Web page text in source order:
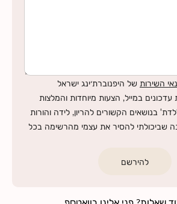
השירות של היפנוברת׳ינג ישראל
במייל, הצעות מיוחדות והמלצות
בנושאים הקשורים להריון, לידה והורות
שביכולתי להסיר את עצמי מהרשימה בכל
להירשם